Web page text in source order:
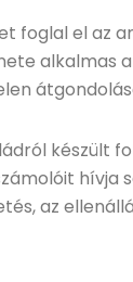
foglal el az
alkalmas
készült
hívja
az